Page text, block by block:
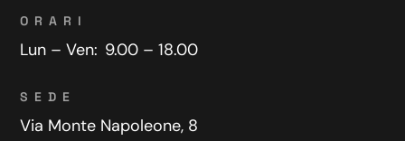
ORARI
Lun – Ven: 9.00 – 18.00
SEDE
Via Monte Napoleone, 8